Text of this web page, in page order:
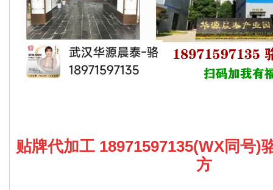
贴牌代加工 18971597135(WX同号)
方